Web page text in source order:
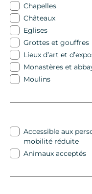
Chapelles
Châteaux
Eglises
Grottes et gouffres
Lieux d’art et
Monastères et
Moulins
Accessible aux
mobilité réduite
Animaux acceptés